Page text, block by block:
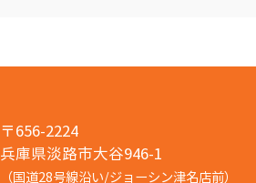
〒656-2224
兵庫県淡路市大谷946-1
（国道28号線沿い/ジョーシン津名店前）